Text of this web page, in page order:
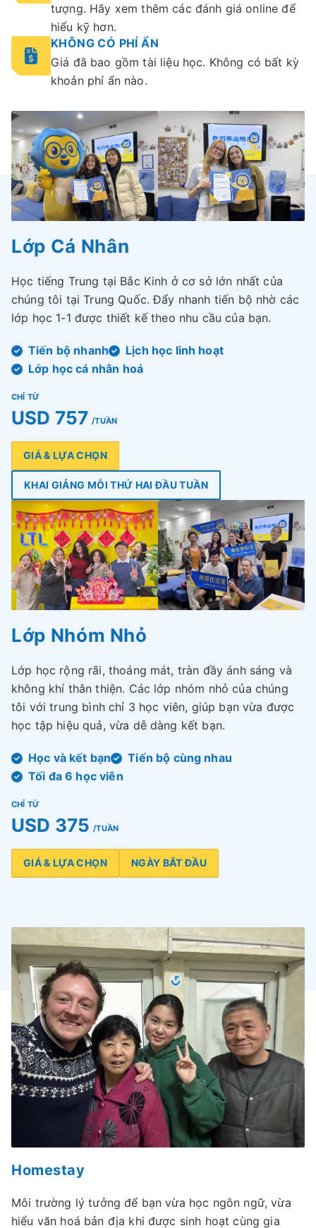
tượng. Hãy xem thêm các đánh giá online để
hiểu kỹ hơn.
KHÔNG CÓ PHÍ ẨN
Giá đã bao gồm tài liệu học. Không có bất kỳ
khoản phí ẩn nào.
Lớp Cá Nhân
Học tiếng Trung tại Bắc Kinh ở cơ sở lớn nhất của
chúng tôi tại Trung Quốc. Đẩy nhanh tiến bộ nhờ các
lớp học 1-1 được thiết kế theo nhu cầu của bạn.
Tiến bộ nhanh
Lịch học linh hoạt
Lớp học cá nhân hoá
CHỈ TỪ
USD 757 /TUẦN
GIÁ & LỰA CHỌN
KHAI GIẢNG MỖI THỨ HAI ĐẦU TUẦN
Lớp Nhóm Nhỏ
Lớp học rộng rãi, thoáng mát, tràn đầy ánh sáng và
không khí thân thiện. Các lớp nhóm nhỏ của chúng
tôi với trung bình chỉ 3 học viên, giúp bạn vừa được
học tập hiệu quả, vừa dễ dàng kết bạn.
Học và kết bạn
Tiến bộ cùng nhau
Tối đa 6 học viên
CHỈ TỪ
USD 375 /TUẦN
GIÁ & LỰA CHỌN NGÀY BẮT ĐẦU
Homestay
Môi trường lý tưởng để bạn vừa học ngôn ngữ, vừa
hiểu văn hoá bản địa khi được sinh hoạt cùng gia